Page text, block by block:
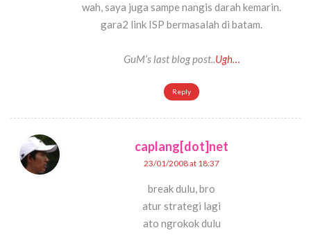
wah, saya juga sampe nangis darah kemarin.
gara2 link ISP bermasalah di batam.
GuM’s last blog post..Ugh…
Reply
caplang[dot]net
23/01/2008 at 18:37
break dulu, bro
atur strategi lagi
ato ngrokok dulu